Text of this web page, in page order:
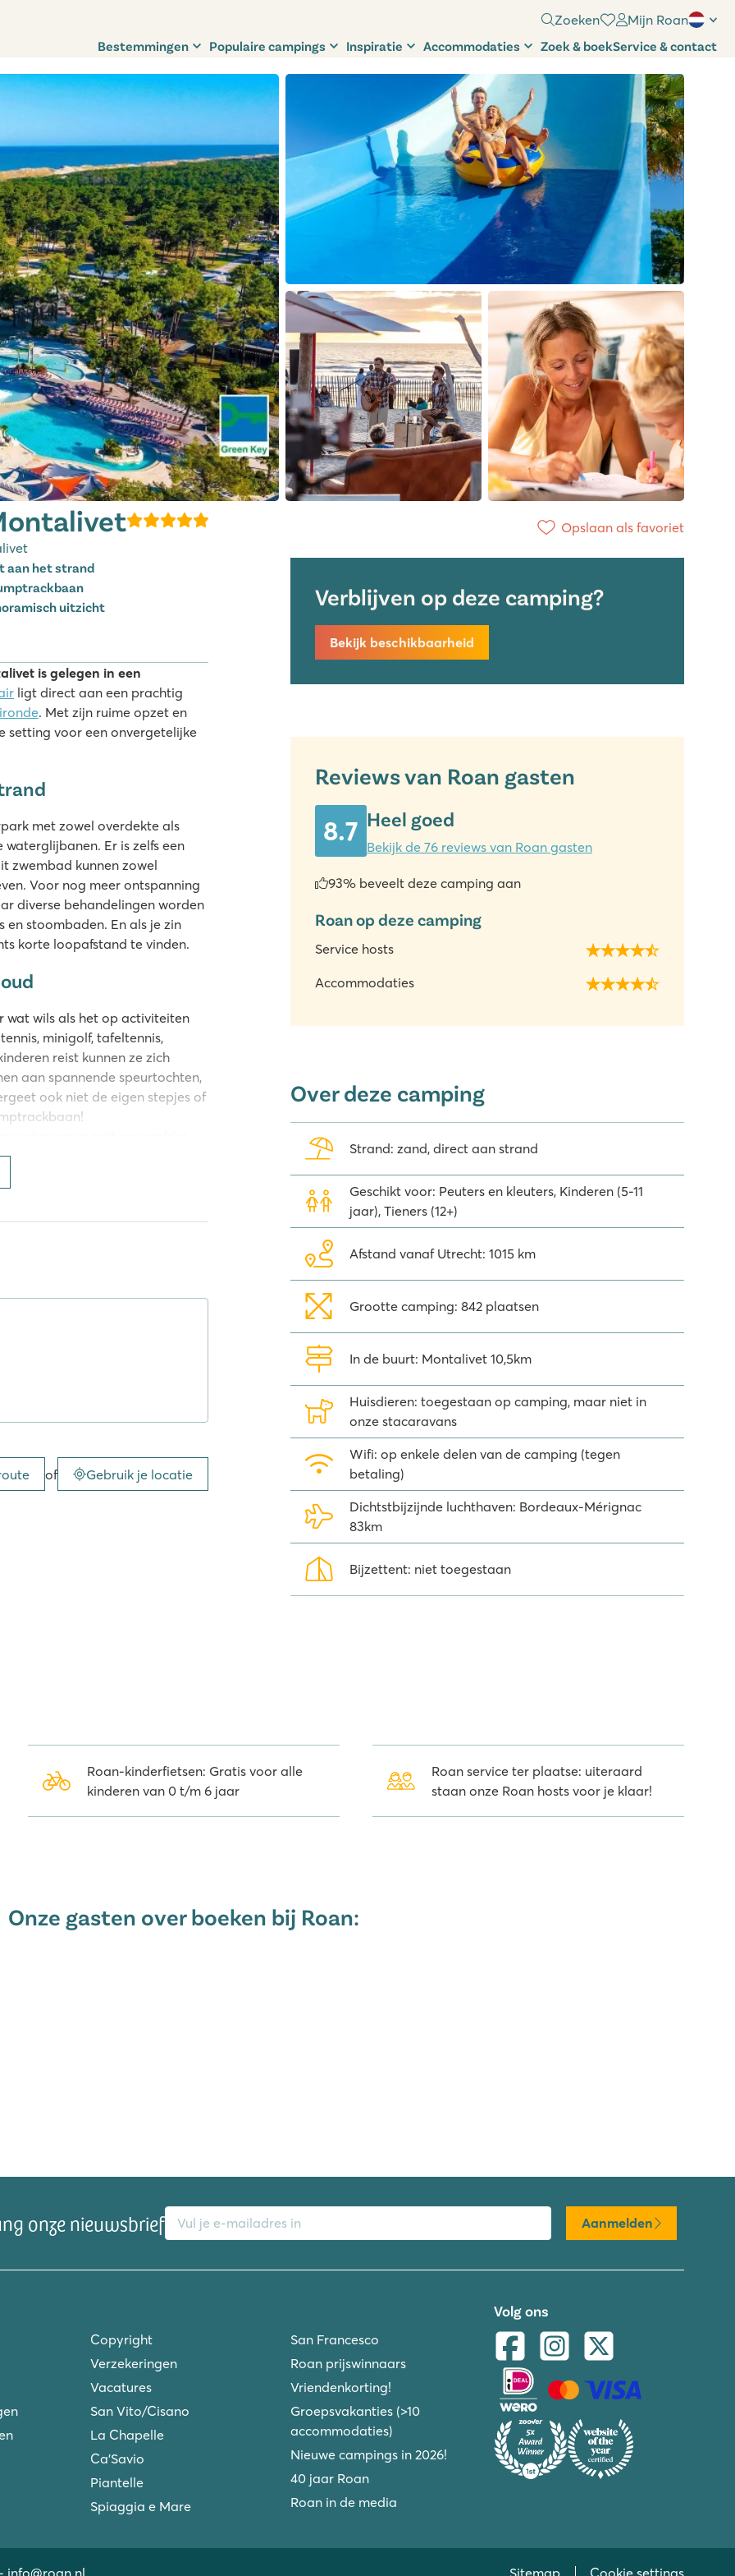
Zoeken Mijn Roan
Bestemmingen Populaire campings Inspiratie Accommodaties Zoek & boekService & contact
Opslaan als favoriet
Verblijven op deze camping?
Bekijk beschikbaarheid
Reviews van Roan gasten
8.7 Heel goed
Bekijk de 76 reviews van Roan gasten
93% beveelt deze camping aan
Roan op deze camping
Service hosts
Accommodaties
aan het strand
uitzicht
is gelegen in een
ligt direct aan een prachtig
. Met zijn ruime opzet en
setting voor een onvergetelijke
met zowel overdekte als
Er is zelfs een
zwembad kunnen zowel
Voor nog meer ontspanning
diverse behandelingen worden
en stoombaden. En als je zin
korte loopafstand te vinden.
wat wils als het op activiteiten
minigolf, tafeltennis,
reist kunnen ze zich
aan spannende speurtochten,
ook niet de eigen stepjes of
degenen die liever gewoon
te ontspannen met
2026 in Montalivet. Er wordt
of op de barbecue. Voor lunch
keuze uit afhaalmaaltijden
toetje bij de ijssalon.
Homair
de camping genieten van een
of watersporten te beoefenen.
met schitterende
de l'Aventure, een pretpark
of Gebruik je locatie
Over deze camping
Strand: zand, direct aan strand
Geschikt voor: Peuters en kleuters, Kinderen (5-11
jaar), Tieners (12+)
Afstand vanaf Utrecht: 1015 km
Grootte camping: 842 plaatsen
In de buurt: Montalivet 10,5km
Huisdieren: toegestaan op camping, maar niet in
onze stacaravans
Wifi: op enkele delen van de camping (tegen
betaling)
Dichtstbijzijnde luchthaven: Bordeaux-Mérignac
83km
Bijzettent: niet toegestaan
Roan-kinderfietsen: Gratis voor alle
kinderen van 0 t/m 6 jaar
Roan service ter plaatse: uiteraard
staan onze Roan hosts voor je klaar!
Onze gasten over boeken bij Roan:
onze nieuwsbrief
E-mailadres
Aanmelden
Copyright
Verzekeringen
Vacatures
San Vito/Cisano
La Chapelle
Ca'Savio
Piantelle
Spiaggia e Mare
San Francesco
Roan prijswinnaars
Vriendenkorting!
Groepsvakanties (>10
accommodaties)
Nieuwe campings in 2026!
40 jaar Roan
Roan in de media
Volg ons
info@roan.nl Sitemap Cookie settings